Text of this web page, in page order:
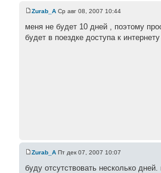
Zurab_A Ср авг 08, 2007 10:44
меня не будет 10 дней , поэтому
будет в поездке доступа к интернету
Zurab_A Пт дек 07, 2007 10:07
буду отсутствовать несколько